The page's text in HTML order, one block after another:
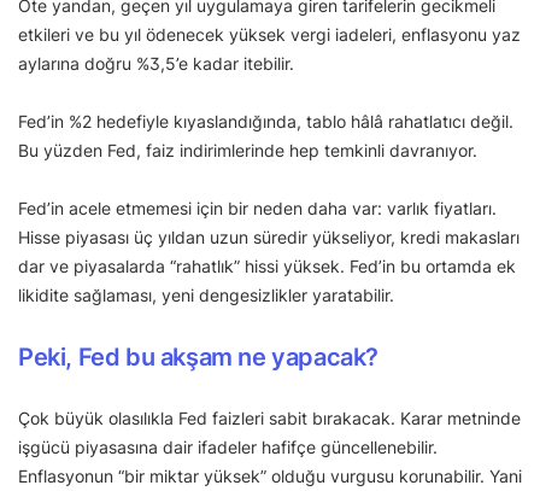
Öte yandan, geçen yıl uygulamaya giren tarifelerin gecikmeli
etkileri ve bu yıl ödenecek yüksek vergi iadeleri, enflasyonu yaz
aylarına doğru %3,5’e kadar itebilir.
Fed’in %2 hedefiyle kıyaslandığında, tablo hâlâ rahatlatıcı değil.
Bu yüzden Fed, faiz indirimlerinde hep temkinli davranıyor.
Fed’in acele etmemesi için bir neden daha var: varlık fiyatları.
Hisse piyasası üç yıldan uzun süredir yükseliyor, kredi makasları
dar ve piyasalarda “rahatlık” hissi yüksek. Fed’in bu ortamda ek
likidite sağlaması, yeni dengesizlikler yaratabilir.
Peki, Fed bu akşam ne yapacak?
Çok büyük olasılıkla Fed faizleri sabit bırakacak. Karar metninde
işgücü piyasasına dair ifadeler hafifçe güncellenebilir.
Enflasyonun “bir miktar yüksek” olduğu vurgusu korunabilir. Yani